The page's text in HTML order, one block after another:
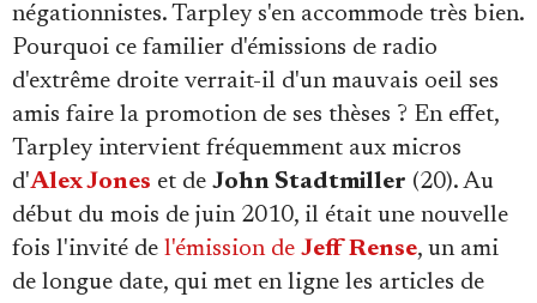
négationnistes. Tarpley s'en accommode très bien.
Pourquoi ce familier d'émissions de radio
d'extrême droite verrait-il d'un mauvais oeil ses
amis faire la promotion de ses thèses ? En effet,
Tarpley intervient fréquemment aux micros
d'Alex Jones et de John Stadtmiller (20). Au
début du mois de juin 2010, il était une nouvelle
fois l'invité de l'émission de Jeff Rense, un ami
de longue date, qui met en ligne les articles de